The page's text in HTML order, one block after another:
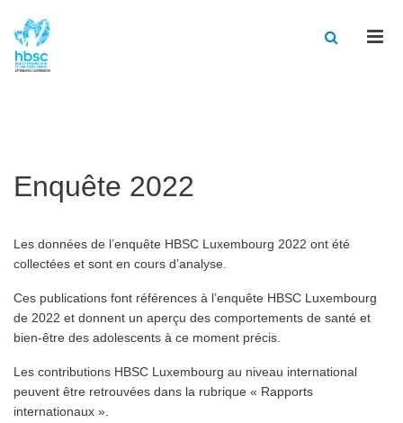
Enquête 2022
Les données de l’enquête HBSC Luxembourg 2022 ont été
collectées et sont en cours d’analyse.
Ces publications font références à l’enquête HBSC Luxembourg
de 2022 et donnent un aperçu des comportements de santé et
bien-être des adolescents à ce moment précis.
Les contributions HBSC Luxembourg au niveau international
peuvent être retrouvées dans la rubrique « Rapports
internationaux ».